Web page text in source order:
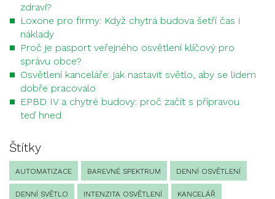
zdraví?
Loxone pro firmy: Když chytrá budova šetří čas i
náklady
Proč je pasport veřejného osvětlení klíčový pro
správu obce?
Osvětlení kanceláře: jak nastavit světlo, aby se lidem
dobře pracovalo
EPBD IV a chytré budovy: proč začít s přípravou
teď hned
Štítky
AUTOMATIZACE BAREVNÉ SPEKTRUM DENNÍ OSVĚTLENÍ
DENNÍ SVĚTLO INTENZITA OSVĚTLENÍ KANCELÁŘ